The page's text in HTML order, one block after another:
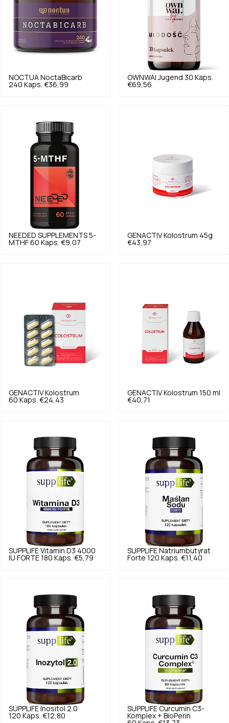
NOCTUA NoctaBicarb
240 Kaps. €36,99
OWNWAI Jugend 30 Kaps.
€69,56
NEEDED SUPPLEMENTS 5-
MTHF 60 Kaps. €9,07
GENACTIV Kolostrum 45g
€43,97
GENACTIV Kolostrum
60 Kaps. €24,43
GENACTIV Kolostrum 150 ml
€40,71
SUPPLIFE Vitamin D3 4000
IU FORTE 180 Kaps. €5,79
SUPPLIFE Natriumbutyrat
Forte 120 Kaps. €11,40
SUPPLIFE Inositol 2.0
120 Kaps. €12,80
SUPPLIFE Curcumin C3-
Komplex + BioPerin